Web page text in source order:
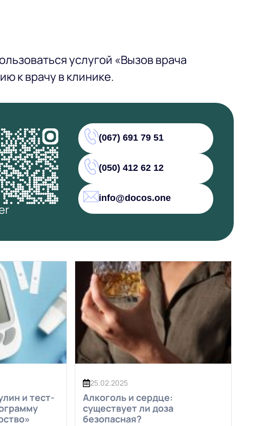
услугой «Вызов врача
к врачу в клинике.
(067) 691 79 51
(050) 412 62 12
info@docos.one
и тест-
25.02.2025
Алкоголь и сердце:
существует ли доза
безопасная?